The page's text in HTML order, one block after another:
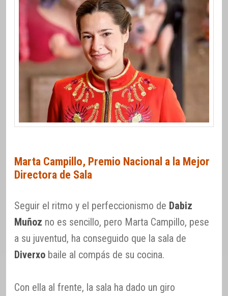
Marta Campillo, Premio Nacional a la Mejor
Directora de Sala
Seguir el ritmo y el perfeccionismo de Dabiz
Muñoz no es sencillo, pero Marta Campillo, pese
a su juventud, ha conseguido que la sala de
Diverxo baile al compás de su cocina.
Con ella al frente, la sala ha dado un giro